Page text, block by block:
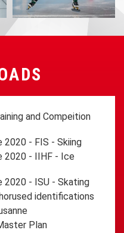
and Compeition
2020 - FIS - Skiing
2020 - IIHF - Ice
2020 - ISU - Skating
identifications
Plan